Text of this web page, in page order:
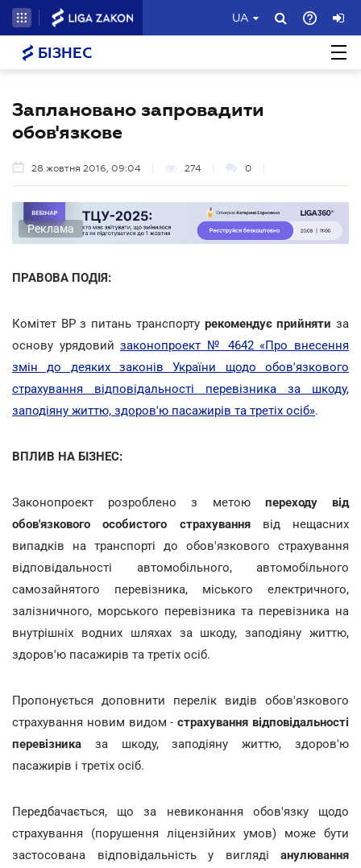
UA
БІЗНЕС
Заплановано запровадити
обов'язкове
28 жовтня 2016, 09:04 274 0
Реклама
ПРАВОВА ПОДІЯ:
Комітет ВР з питань транспорту рекомендує прийняти за
основу урядовийзаконопроект № 4642 «Про внесення
змін до деяких законів України щодо обов'язкового
страхування відповідальності перевізника за шкоду,
заподіяну життю, здоров'ю пасажирів та третіх осіб».
ВПЛИВ НА БІЗНЕС:
Законопроект розроблено з метоюпереходу від
обов'язкового особистого страхуваннявід нещасних
випадків на транспорті до обов'язкового страхування
відповідальності автомобільного, автомобільного
самозайнятого перевізника, міського електричного,
залізничного, морського перевізника та перевізника на
внутрішніх водних шляхах за шкоду, заподіяну життю,
здоров'ю пасажирів та третіх осіб.
Пропонується доповнити перелік видів обов'язкового
страхування новим видом -страхування відповідальності
перевізника за шкоду, заподіяну життю, здоров'ю
пасажирів і третіх осіб.
Передбачається, що за невиконання обов'язку щодо
страхування (порушення ліцензійних умов) може бути
застосована відповідальність у вигляді анулювання